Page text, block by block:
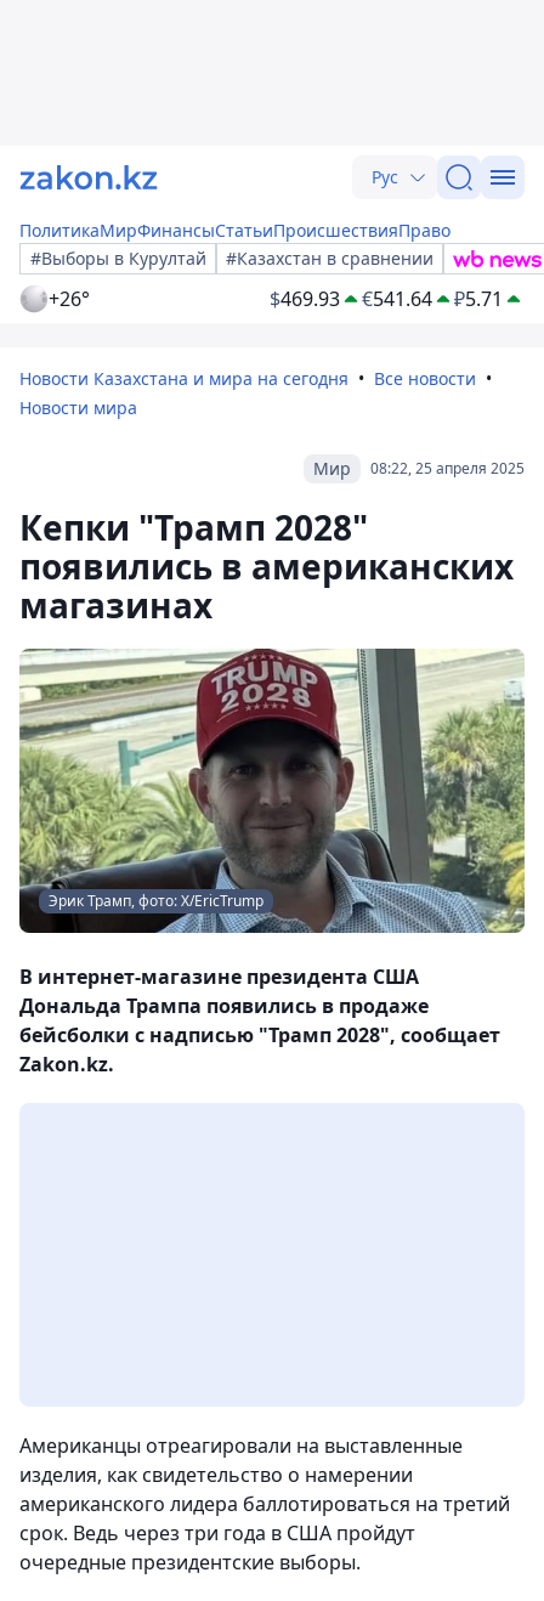
Рус
ПолитикаМирФинансыСтатьиПроисшествияПраво
#Выборы в Курултай
#Казахстан в сравнении
+26° $469.93 €541.64 ₽5.71
Новости Казахстана и мира на сегодня
Все новости
Новости мира
08:22, 25 апреля 2025
Мир
Кепки "Трамп 2028"
появились в американских
магазинах
Эрик Трамп, фото: Х/EricTrump
В интернет-магазине президента США
Дональда Трампа появились в продаже
бейсболки с надписью "Трамп 2028", сообщает
Zakon.kz.
Американцы отреагировали на выставленные
изделия, как свидетельство о намерении
американского лидера баллотироваться на третий
срок. Ведь через три года в США пройдут
очередные президентские выборы.